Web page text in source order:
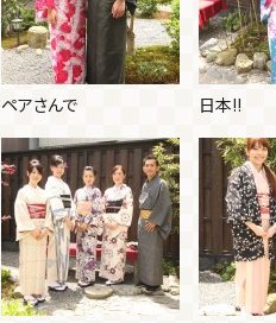
ペアさんで 日本!!